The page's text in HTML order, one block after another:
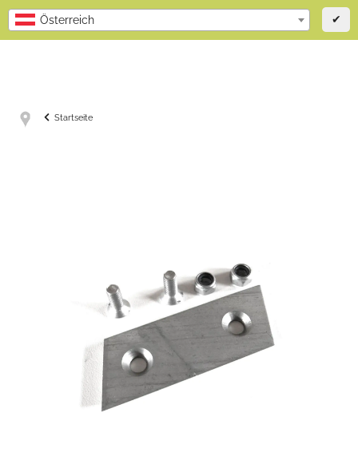
Österreich ✔
Startseite